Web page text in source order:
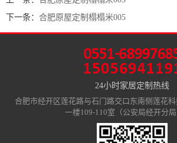
下一条： 合肥原屋定制榻榻米005
24小时家居定制热线
合肥市经开区莲花路与石门路交口东南侧莲花
一楼109-110室（公安局经开分局